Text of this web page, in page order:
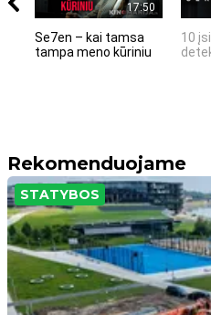
17:50
Se7en – kai tamsa
tampa meno kūriniu
10
Rekomenduojame
STATYBOS